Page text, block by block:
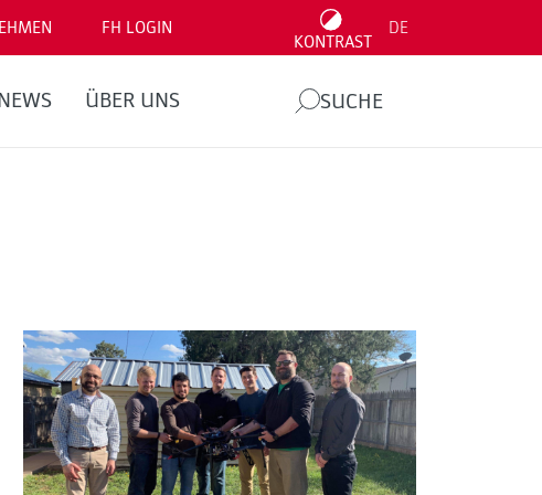
FH LOGIN
KONTRAST
DE
ÜBER UNS SUCHE